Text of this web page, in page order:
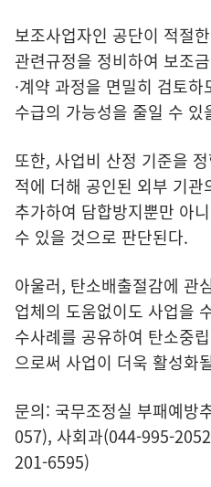
보조사업자인 공단이 적절
관련규정을 정비하여 보조
·계약 과정을 면밀히 검토
수급의 가능성을 줄일 수
또한, 사업비 산정 기준을
적에 더해 공인된 외부 기
추가하여 담합방지뿐만 아
수 있을 것으로 판단된다.
아울러, 탄소배출절감에 관
업체의 도움없이도 사업을
수사례를 공유하여 탄소중
으로써 사업이 더욱 활성화
문의: 국무조정실 부패예방
057), 사회과(044-995-
201-6595)